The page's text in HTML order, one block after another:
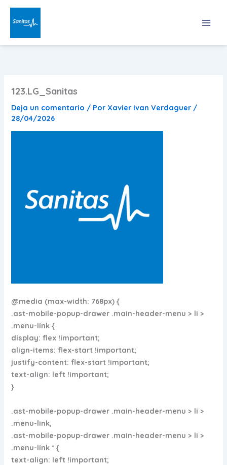
contenido
123.LG_Sanitas
Deja un comentario / Por Xavier Ivan Verdaguer /
28/04/2026
@media (max-width: 768px) {
.ast-mobile-popup-drawer .main-header-menu > li >
.menu-link {
display: flex !important;
align-items: flex-start !important;
justify-content: flex-start !important;
text-align: left !important;
}
.ast-mobile-popup-drawer .main-header-menu > li >
.menu-link,
.ast-mobile-popup-drawer .main-header-menu > li >
.menu-link * {
text-align: left !important;